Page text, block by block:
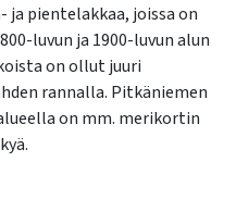
pientelakkaa, joissa on
luvun ja 1900-luvun alun
on ollut juuri
rannalla. Pitkäniemen
on mm. merikortin